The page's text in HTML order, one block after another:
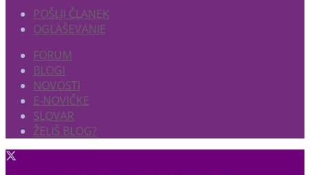
POŠLJI ČLANEK
OGLAŠEVANJE
FORUM
BLOGI
NOVOSTI
E-NOVIČKE
SLOVAR
ŽELIŠ BLOG?